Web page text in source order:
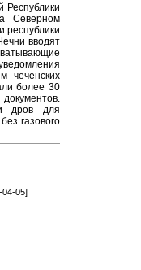
Республики
Северном
республики
вводят
чеченских
более 30
дров для
газового
04-05]